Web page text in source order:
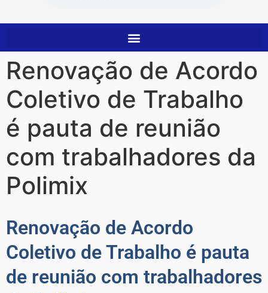
Renovação de Acordo
Coletivo de Trabalho
é pauta de reunião
com trabalhadores da
Polimix
Renovação de Acordo
Coletivo de Trabalho é pauta
de reunião com trabalhadores